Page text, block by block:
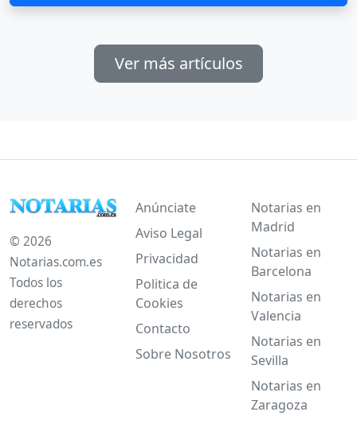
Ver más artículos
© 2026
Notarias.com.es
Todos los
derechos
reservados
Anúnciate
Aviso Legal
Privacidad
Politica de
Cookies
Contacto
Sobre Nosotros
Notarias en
Madrid
Notarias en
Barcelona
Notarias en
Valencia
Notarias en
Sevilla
Notarias en
Zaragoza